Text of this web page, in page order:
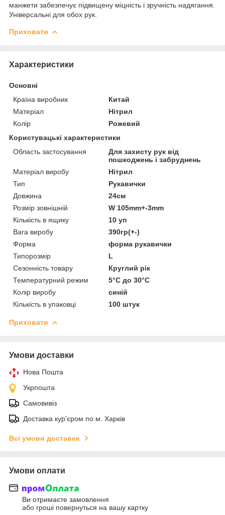
манжети забезпечує підвищену міцність і зручність надягання.
Універсальні для обох рук.
Приховати
Характеристики
Основні
Країна виробник
Китай
Матеріал
Нітрил
Колір
Рожевий
Користувацькі характеристики
Область застосування
Для захисту рук від
пошкоджень і забруднень
Матеріал виробу
Нітрил
Тип
Рукавички
Довжина
24см
Розмір зовнішній
W 105mm+-3mm
Кількість в ящику
10 уп
Вага виробу
390гр(+-)
Форма
форма рукавички
Типорозмір
L
Сезонність товару
Круглий рік
Температурний режим
5°С до 30°С
Колір виробу
синій
Кількість в упаковці
100 штук
Приховати
Умови доставки
Нова Пошта
Укрпошта
Самовивіз
Доставка кур'єром по м. Харків
Всі умови доставки
Умови оплати
Ви отримаєте замовлення
або гроші повернуться на вашу картку